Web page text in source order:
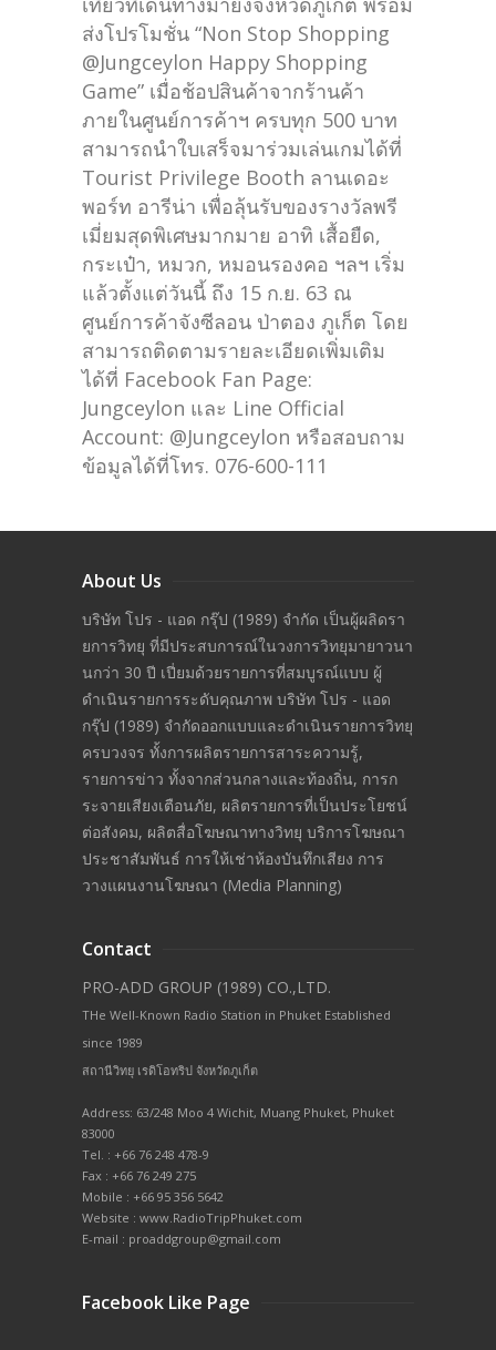
ส่งโปรโมชั่น “Non Stop Shopping
@Jungceylon Happy Shopping
Game” เมื่อช้อปสินค้าจากร้านค้า
ภายในศูนย์การค้าฯ ครบทุก 500 บาท
สามารถนำใบเสร็จมาร่วมเล่นเกมได้ที่
Tourist Privilege Booth ลานเดอะ
พอร์ท อารีน่า เพื่อลุ้นรับของรางวัลพรี
เมี่ยมสุดพิเศษมากมาย อาทิ เสื้อยืด,
กระเป๋า, หมวก, หมอนรองคอ ฯลฯ เริ่ม
แล้วตั้งแต่วันนี้ ถึง 15 ก.ย. 63 ณ
ศูนย์การค้าจังซีลอน ป่าตอง ภูเก็ต โดย
สามารถติดตามรายละเอียดเพิ่มเติม
ได้ที่ Facebook Fan Page:
Jungceylon และ Line Official
Account: @Jungceylon หรือสอบถาม
ข้อมูลได้ที่โทร. 076-600-111
About Us
บริษัท โปร - แอด กรุ๊ป (1989) จำกัด เป็นผู้ผลิดรา
ยการวิทยุ ที่มีประสบการณ์ในวงการวิทยุมายาวนา
นกว่า 30 ปี เปี่ยมด้วยรายการที่สมบูรณ์แบบ ผู้
ดำเนินรายการระดับคุณภาพ บริษัท โปร - แอด
กรุ๊ป (1989) จำกัดออกแบบและดำเนินรายการวิทยุ
ครบวงจร ทั้งการผลิตรายการสาระความรู้,
รายการข่าว ทั้งจากส่วนกลางและท้องถิ่น, การก
ระจายเสียงเตือนภัย, ผลิตรายการที่เป็นประโยชน์
ต่อสังคม, ผลิตสื่อโฆษณาทางวิทยุ บริการโฆษณา
ประชาสัมพันธ์ การให้เช่าห้องบันทึกเสียง การ
วางแผนงานโฆษณา (Media Planning)
Contact
PRO-ADD GROUP (1989) CO.,LTD.
THe Well-Known Radio Station in Phuket Established
since 1989
สถานีวิทยุ เรดิโอทริป จังหวัดภูเก็ต
Address: 63/248 Moo 4 Wichit, Muang Phuket, Phuket
83000
Tel. : +66 76 248 478-9
Fax : +66 76 249 275
Mobile : +66 95 356 5642
Website : www.RadioTripPhuket.com
E-mail : proaddgroup@gmail.com
Facebook Like Page